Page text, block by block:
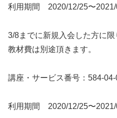
利用期間 2020/12/25〜2021/
3/8までに新規入会した方に限
教材費は別途頂きます。
講座・サービス番号：584-
利用期間 2020/12/25〜2021/